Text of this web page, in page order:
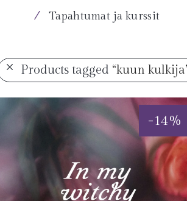
⁄ Tapahtumat ja kurssit
Products tagged “kuun
-14%